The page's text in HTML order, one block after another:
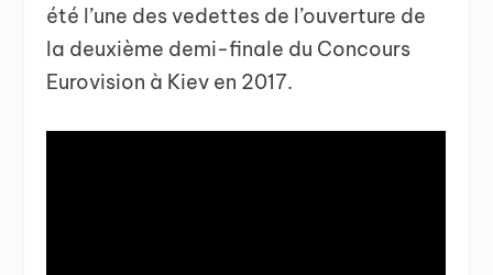
été l’une des vedettes de l’ouverture de
la deuxième demi-finale du Concours
Eurovision à Kiev en 2017.